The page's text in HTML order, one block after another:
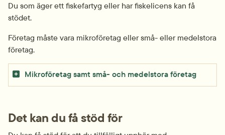
Du som äger ett fiskefartyg eller har fiskelicens kan få
stödet.
Företag måste vara mikroföretag eller små- eller medelstora
företag.
Mikroföretag samt små- och medelstora företag
Det kan du få stöd för